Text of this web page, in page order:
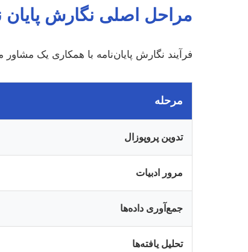
مراحل اصلی نگارش پایان
فرآیند نگارش پایان‌نامه با همکاری یک
مرحله
تدوین پروپوزال
مرور ادبیات
جمع‌آوری داده‌ها
تحلیل یافته‌ها